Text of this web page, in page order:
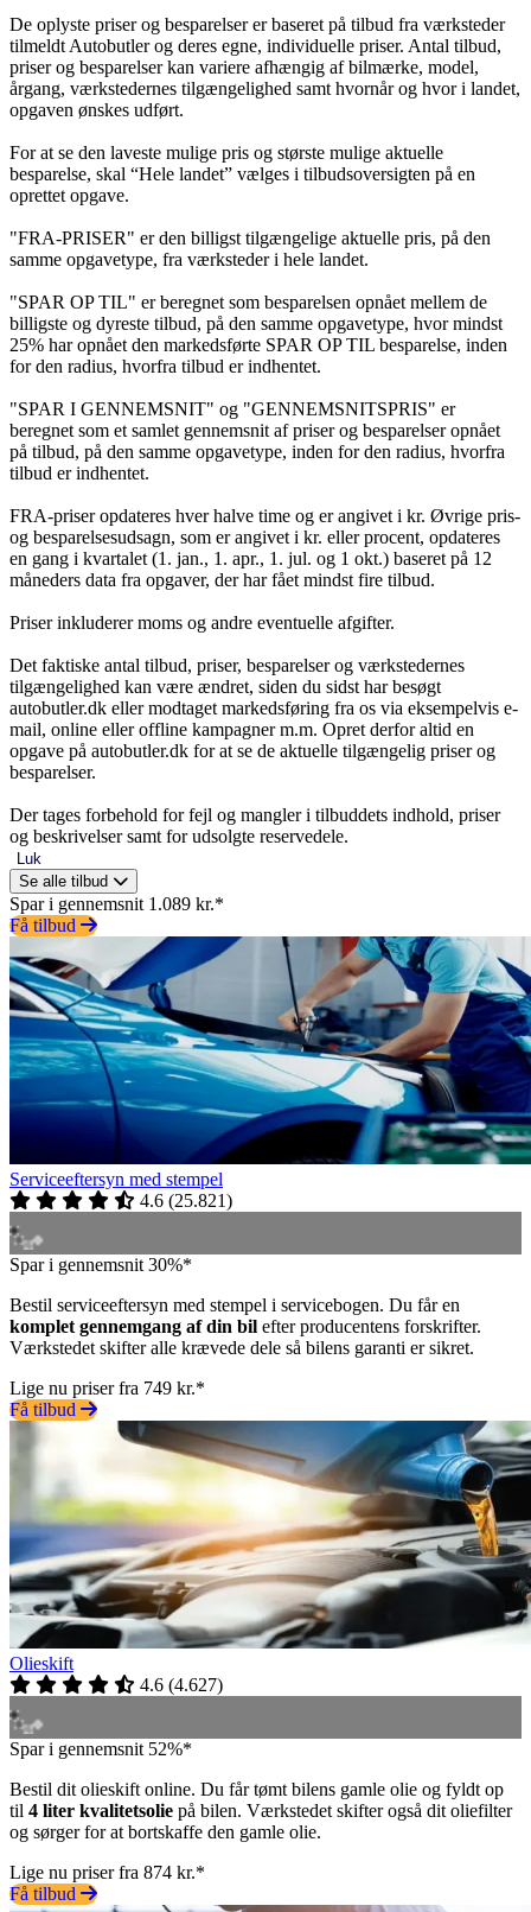
De oplyste priser og besparelser er baseret på tilbud fra værksteder
tilmeldt Autobutler og deres egne, individuelle priser. Antal tilbud,
priser og besparelser kan variere afhængig af bilmærke, model,
årgang, værkstedernes tilgængelighed samt hvornår og hvor i landet,
opgaven ønskes udført.
For at se den laveste mulige pris og største mulige aktuelle
besparelse, skal “Hele landet” vælges i tilbudsoversigten på en
oprettet opgave.
"FRA-PRISER" er den billigst tilgængelige aktuelle pris, på den
samme opgavetype, fra værksteder i hele landet.
"SPAR OP TIL" er beregnet som besparelsen opnået mellem de
billigste og dyreste tilbud, på den samme opgavetype, hvor mindst
25% har opnået den markedsførte SPAR OP TIL besparelse, inden
for den radius, hvorfra tilbud er indhentet.
"SPAR I GENNEMSNIT" og "GENNEMSNITSPRIS" er
beregnet som et samlet gennemsnit af priser og besparelser opnået
på tilbud, på den samme opgavetype, inden for den radius, hvorfra
tilbud er indhentet.
FRA-priser opdateres hver halve time og er angivet i kr. Øvrige pris-
og besparelsesudsagn, som er angivet i kr. eller procent, opdateres
en gang i kvartalet (1. jan., 1. apr., 1. jul. og 1 okt.) baseret på 12
måneders data fra opgaver, der har fået mindst fire tilbud.
Priser inkluderer moms og andre eventuelle afgifter.
Det faktiske antal tilbud, priser, besparelser og værkstedernes
tilgængelighed kan være ændret, siden du sidst har besøgt
autobutler.dk eller modtaget markedsføring fra os via eksempelvis e-
mail, online eller offline kampagner m.m. Opret derfor altid en
opgave på autobutler.dk for at se de aktuelle tilgængelig priser og
besparelser.
Der tages forbehold for fejl og mangler i tilbuddets indhold, priser
og beskrivelser samt for udsolgte reservedele.
Luk
Se alle tilbud
Spar i gennemsnit 1.089 kr.*
Få tilbud
Serviceeftersyn med stempel
4.6 (25.821)
Spar i gennemsnit 30%*
Bestil serviceeftersyn med stempel i servicebogen. Du får en
komplet gennemgang af din bil efter producentens forskrifter.
Værkstedet skifter alle krævede dele så bilens garanti er sikret.
Lige nu priser fra 749 kr.*
Få tilbud
Olieskift
4.6 (4.627)
Spar i gennemsnit 52%*
Bestil dit olieskift online. Du får tømt bilens gamle olie og fyldt op
til 4 liter kvalitetsolie på bilen. Værkstedet skifter også dit oliefilter
og sørger for at bortskaffe den gamle olie.
Lige nu priser fra 874 kr.*
Få tilbud